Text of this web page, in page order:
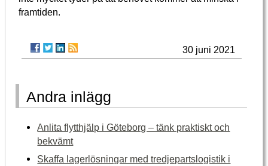
framtiden.
30 juni 2021
Andra inlägg
Anlita flytthjälp i Göteborg – tänk praktiskt och
bekvämt
Skaffa lagerlösningar med tredjepartslogistik i